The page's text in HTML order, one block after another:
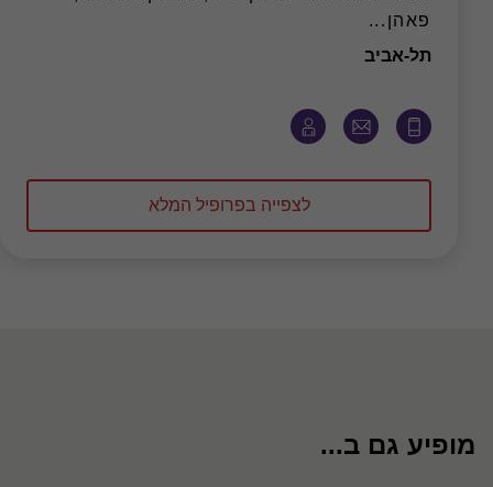
פאהן...
תל-אביב
לצפייה בפרופיל המלא
מופיע גם ב...